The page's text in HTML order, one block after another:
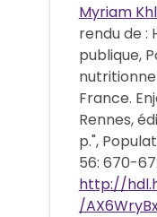
Myriam
rendu de :
publique,
France.
Rennes,
p.",
56: 670-
http://
/